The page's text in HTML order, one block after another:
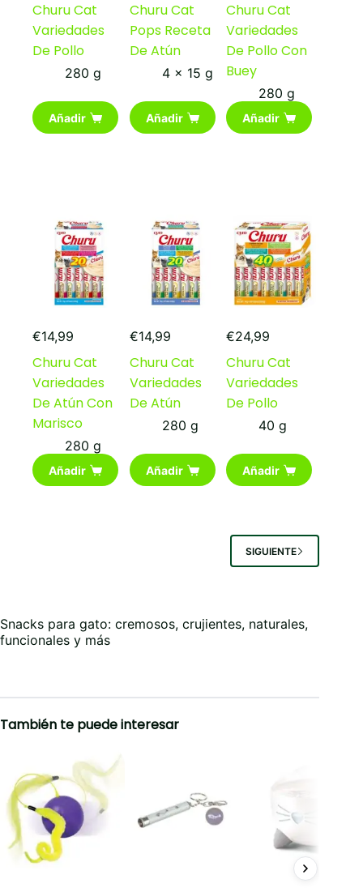
Churu Cat
Variedades
De Pollo
280 g
Añadir
Churu Cat
Pops Receta
De Atún
4 x 15 g
Añadir
Churu Cat
Variedades
De Pollo Con
Buey
280 g
Añadir
€14,99
Churu Cat
Variedades
De Atún Con
Marisco
280 g
Añadir
€14,99
Churu Cat
Variedades
De Atún
280 g
Añadir
€24,99
Churu Cat
Variedades
De Pollo
40 g
Añadir
SIGUIENTE
Snacks para gato: cremosos, crujientes, naturales,
funcionales y más
También te puede interesar